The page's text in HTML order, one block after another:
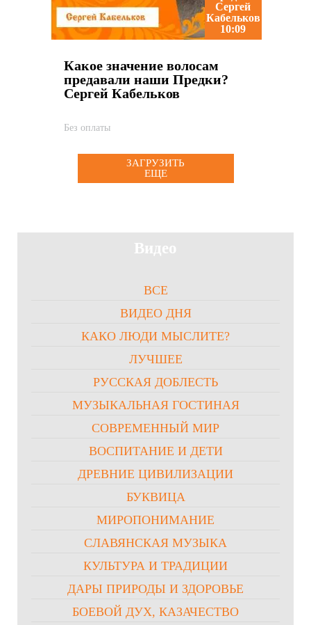
10:09
Какое значение волосам
предавали наши Предки?
Сергей Кабельков
Без оплаты
ЗАГРУЗИТЬ
ЕЩЕ
Видео
ВСЕ
ВИДЕО ДНЯ
КАКО ЛЮДИ МЫСЛИТЕ?
ЛУЧШЕЕ
РУССКАЯ ДОБЛЕСТЬ
МУЗЫКАЛЬНАЯ ГОСТИНАЯ
СОВРЕМЕННЫЙ МИР
ВОСПИТАНИЕ И ДЕТИ
ДРЕВНИЕ ЦИВИЛИЗАЦИИ
БУКВИЦА
МИРОПОНИМАНИЕ
СЛАВЯНСКАЯ МУЗЫКА
КУЛЬТУРА И ТРАДИЦИИ
ДАРЫ ПРИРОДЫ И ЗДОРОВЬЕ
БОЕВОЙ ДУХ, КАЗАЧЕСТВО